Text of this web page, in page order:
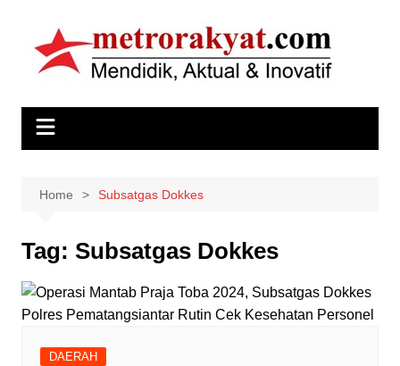
content
Home Subsatgas Dokkes
Tag: Subsatgas Dokkes
DAERAH